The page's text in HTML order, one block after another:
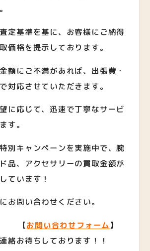
定基準を基に、お客様にご納得
価格を提示しております。
額にご不満があれば、出張費・
対応させていただきます。
に応じて、迅速で丁寧なサービ
す。
別キャンペーンを実施中で、腕
品、アクセサリーの買取金額が
ています！
お問い合わせください。
【お問い合わせフォーム】
絡お待ちしております！！